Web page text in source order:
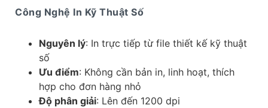
Công Nghệ In Kỹ Thuật Số
Nguyên lý: In trực tiếp từ file thiết kế kỹ thuật
số
Ưu điểm: Không cần bản in, linh hoạt, thích
hợp cho đơn hàng nhỏ
Độ phân giải: Lên đến 1200 dpi